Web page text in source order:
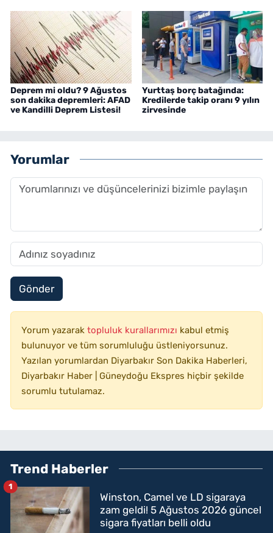
Deprem mi oldu? 9 Ağustos
son dakika depremleri: AFAD
ve Kandilli Deprem Listesi!
Yurttaş borç batağında:
Kredilerde takip oranı 9 yılın
zirvesinde
Yorumlar
Gönder
Yorum yazarak topluluk kurallarımızı kabul etmiş
bulunuyor ve tüm sorumluluğu üstleniyorsunuz.
Yazılan yorumlardan Diyarbakır Son Dakika Haberleri,
Diyarbakır Haber | Güneydoğu Ekspres hiçbir şekilde
sorumlu tutulamaz.
Trend Haberler
Winston, Camel ve LD sigaraya
zam geldi! 5 Ağustos 2026 güncel
sigara fiyatları belli oldu
1